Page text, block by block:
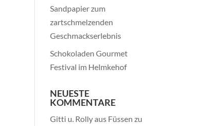
Sandpapier zum
zartschmelzenden
Geschmackserlebnis
Schokoladen Gourmet
Festival im Helmkehof
NEUESTE
KOMMENTARE
Gitti u. Rolly aus Füssen zu